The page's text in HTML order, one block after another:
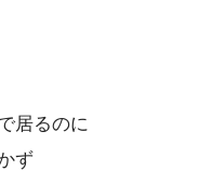
居るのに
ず